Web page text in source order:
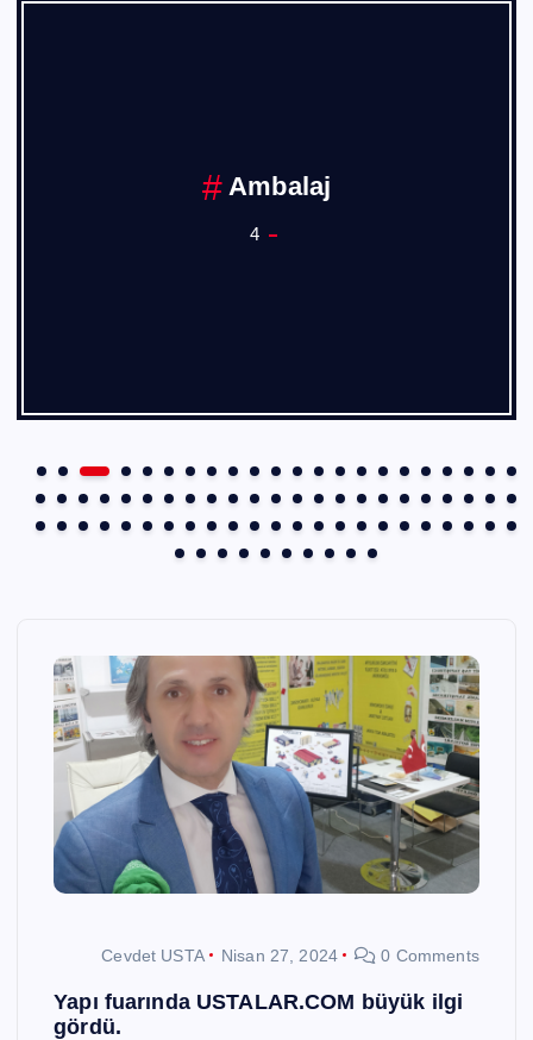
Ambalaj
4
Cevdet USTA Nisan 27, 2024 0 Comments
Yapı fuarında USTALAR.COM büyük ilgi
gördü.